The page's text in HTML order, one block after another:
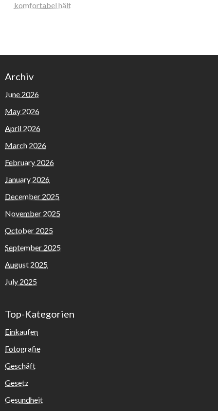
komfortabel hält
Archiv
June 2026
May 2026
April 2026
March 2026
February 2026
January 2026
December 2025
November 2025
October 2025
September 2025
August 2025
July 2025
Top-Kategorien
Einkaufen
Fotografie
Geschäft
Gesetz
Gesundheit